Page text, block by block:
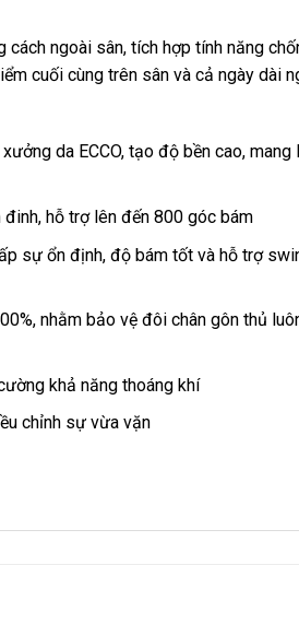
cách ngoài sân, tích hợp tính năng
cuối cùng trên sân và cả ngày dài
da ECCO, tạo độ bền cao,
hỗ trợ lên đến 800 góc bám
sự ổn định, độ bám tốt và hỗ trợ
nhằm bảo vệ đôi chân gôn thủ
khả năng thoáng khí
chỉnh sự vừa vặn